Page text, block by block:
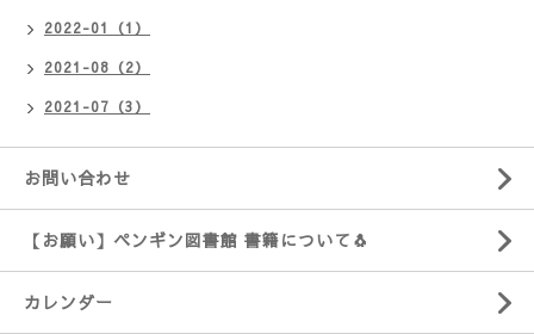
2022-01（1）
2021-08（2）
2021-07（3）
お問い合わせ
【お願い】ペンギン図書館 書籍について🐧
カレンダー